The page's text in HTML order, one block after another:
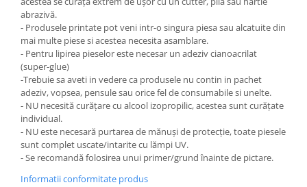
abrazivă.
- Produsele printate pot veni intr-o singura piesa sau alcatuite din
mai multe piese si acestea necesita asamblare.
- Pentru lipirea pieselor este necesar un adeziv cianoacrilat
(super-glue)
-Trebuie sa aveti in vedere ca produsele nu contin in pachet
adeziv, vopsea, pensule sau orice fel de consumabile si unelte.
- NU necesită curățare cu alcool izopropilic, acestea sunt curățate
individual.
- NU este necesară purtarea de mănuși de protecție, toate piesele
sunt complet uscate/intarite cu lămpi UV.
- Se recomandă folosirea unui primer/grund înainte de pictare.
Informatii conformitate produs